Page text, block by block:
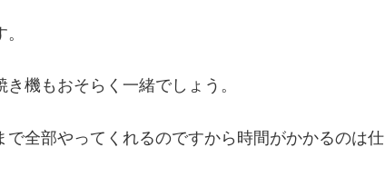
機もおそらく一緒でしょう。
全部やってくれるのですから時間がかかるのは仕